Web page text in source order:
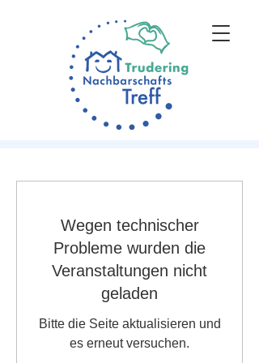
Wegen technischer
Probleme wurden die
Veranstaltungen nicht
geladen
Bitte die Seite aktualisieren und
es erneut versuchen.